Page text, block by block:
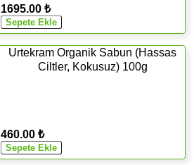
1695.00 ₺
Urtekram Organik Sabun (Hassas
Ciltler, Kokusuz) 100g
460.00 ₺